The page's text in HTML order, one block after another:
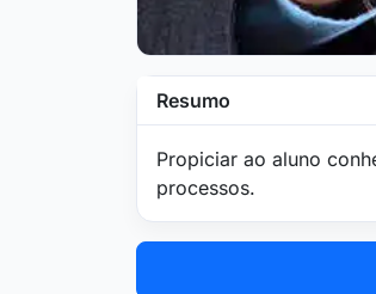
Resumo
Propiciar ao aluno
processos.